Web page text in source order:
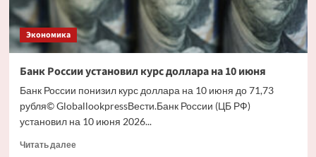
достались
четыре?
Экономика
Банк России установил курс доллара на 10 июня
Банк России понизил курс доллара на 10 июня до 71,73
рубля© GloballookpressВести.Банк России (ЦБ РФ)
установил на 10 июня 2026...
Читать далееПрочитать